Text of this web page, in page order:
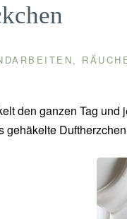
den ganzen Tag
gehäkelte